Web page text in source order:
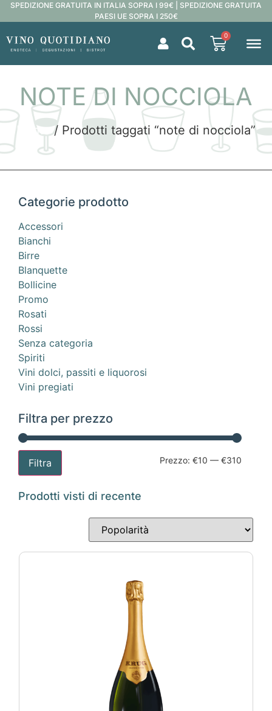
SPEDIZIONE GRATUITA IN ITALIA SOPRA I 99€ | SPEDIZIONE GRATUITA
PAESI UE SOPRA I 250€
0
NOTE DI NOCCIOLA
Home/ Prodotti taggati “note di nocciola”
Categorie prodotto
Accessori
Bianchi
Birre
Blanquette
Bollicine
Promo
Rosati
Rossi
Senza categoria
Spiriti
Vini dolci, passiti e liquorosi
Vini pregiati
Filtra per prezzo
Filtra Prezzo: €10 — €310
Prodotti visti di recente